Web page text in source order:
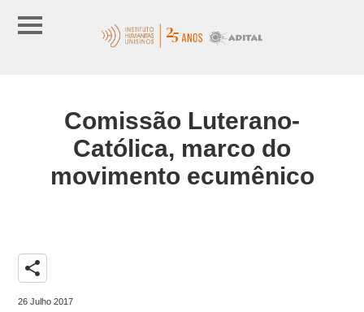
Comissão Luterano-
Católica, marco do
movimento ecumênico
share
26 Julho 2017